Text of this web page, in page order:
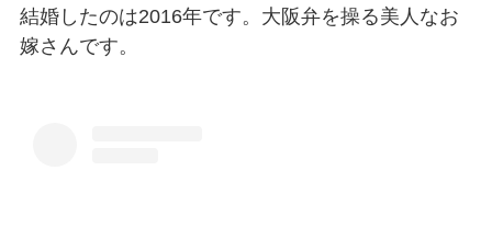
結婚したのは2016年です。大阪弁を操る美人なお
嫁さんです。